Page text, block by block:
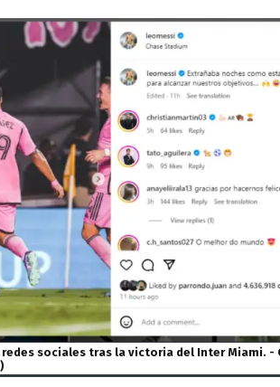
sociales tras la victoria del Inter Miami. -